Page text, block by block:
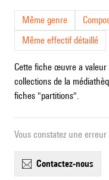
Même genre
Même effectif détaillé
Cette fiche œuvre a
collections de la
fiches "partitions".
Vous constatez une erreur
contactez-nous